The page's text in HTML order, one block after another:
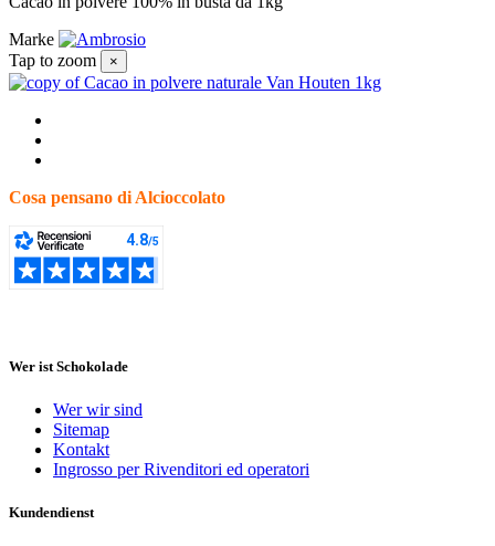
Marke
Tap to zoom
×
Cosa pensano di Alcioccolato
Wer ist Schokolade
Wer wir sind
Sitemap
Kontakt
Ingrosso per Rivenditori ed operatori
Kundendienst